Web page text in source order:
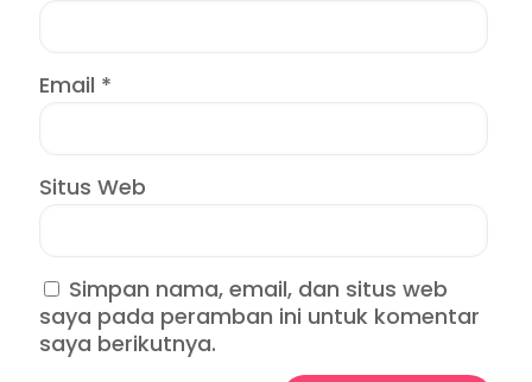
Email *
Situs Web
Simpan nama, email, dan situs web
saya pada peramban ini untuk komentar
saya berikutnya.